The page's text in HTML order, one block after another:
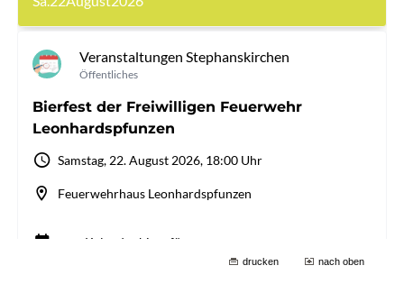
drucken nach oben